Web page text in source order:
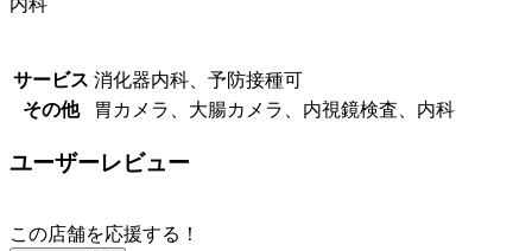
サービス 消化器内科、予防接種可
その他
胃カメラ、大腸カメラ、内視鏡検査、内科
ユーザーレビュー
この店舗を応援する！